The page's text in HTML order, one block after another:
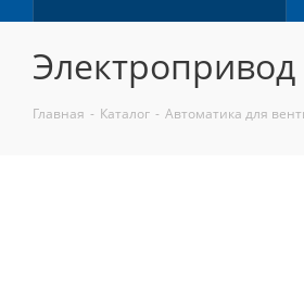
Главная - Каталог - Автоматика для